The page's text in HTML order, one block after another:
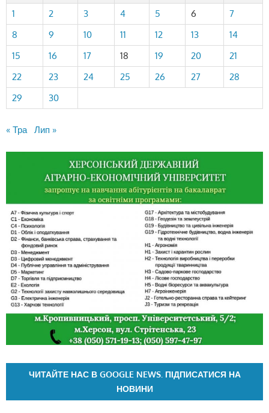
1 2 3 4 5 6
7
8
9 10 11 12 13
14
15
16 17 18 19 20
21
22
23 24 25 26 27
28
29
30
« Тра Лип »
ЧИТАЙТЕ НАС В GOOGLE NEWS. ПІДПИСАТИСЯ НА
НОВИНИ